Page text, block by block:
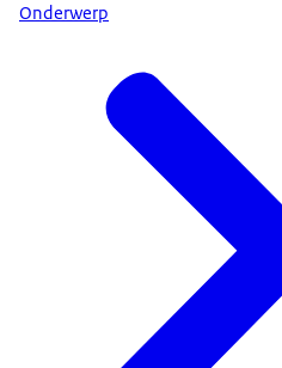
Onderwerp